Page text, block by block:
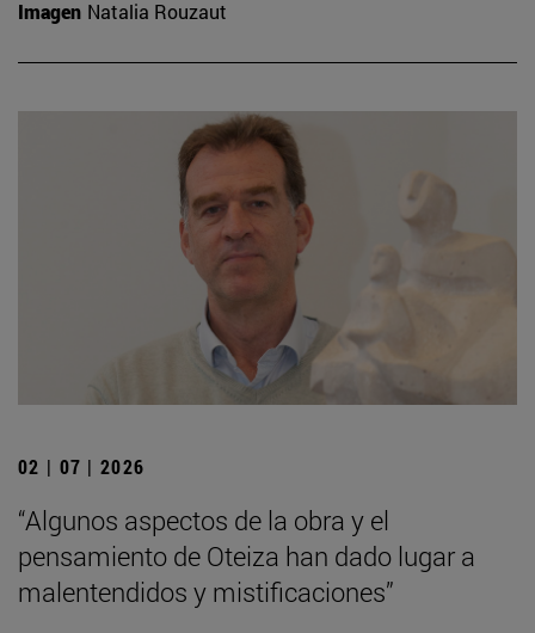
Imagen Natalia Rouzaut
02 | 07 | 2026
“Algunos aspectos de la obra y el
pensamiento de Oteiza han dado lugar a
malentendidos y mistificaciones”